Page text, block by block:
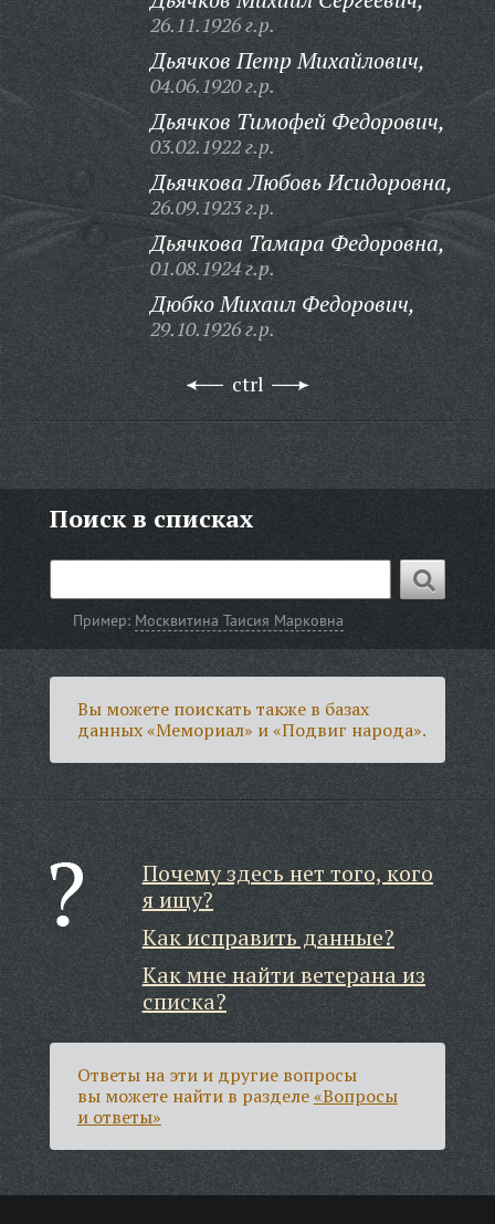
26.11.1926 г.р.
Дьячков Петр Михайлович,
04.06.1920 г.р.
Дьячков Тимофей Федорович,
03.02.1922 г.р.
Дьячкова Любовь Исидоровна,
26.09.1923 г.р.
Дьячкова Тамара Федоровна,
01.08.1924 г.р.
Дюбко Михаил Федорович,
29.10.1926 г.р.
ctrl
Поиск в списках
Пример: Москвитина Таисия Марковна
Вы можете поискать также в базах
данных «Мемориал» и «Подвиг народа».
Почему здесь нет того, кого
я ищу?
Как исправить данные?
Как мне найти ветерана из
списка?
Ответы на эти и другие вопросы
вы можете найти в разделе«Вопросы
и ответы»